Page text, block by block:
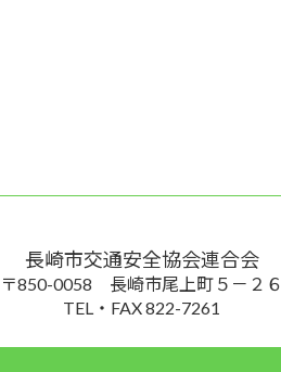
長崎市交通安全協会連合会
〒850-0058 長崎市尾上町５－２６
TEL・FAX 822-7261